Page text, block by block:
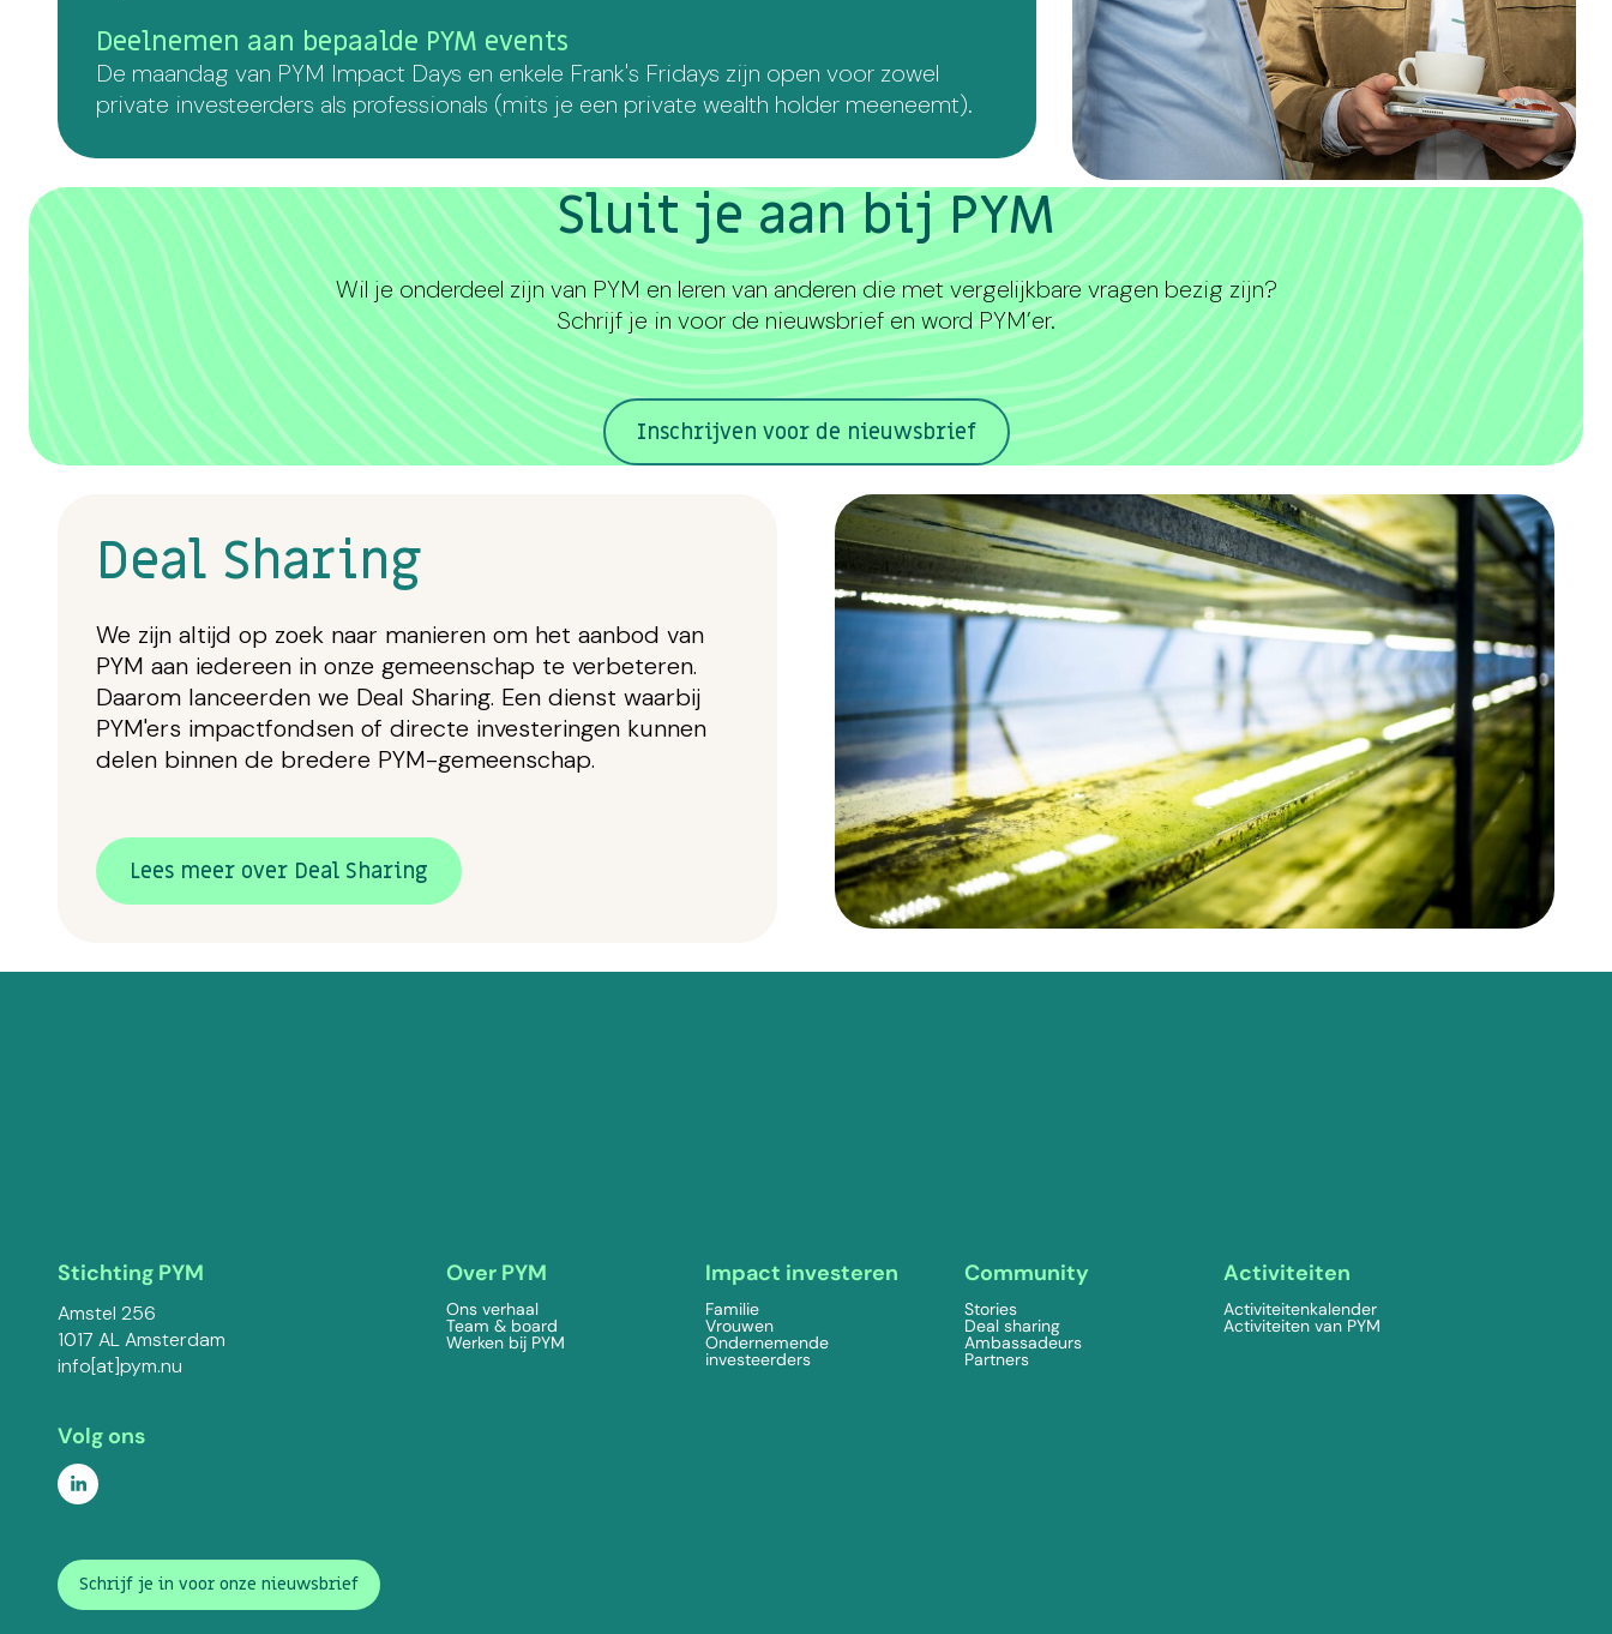
Deelnemen aan bepaalde PYM events
De maandag van PYM Impact Days en enkele Frank's Fridays zijn open voor zowel
private investeerders als professionals (mits je een private wealth holder meeneemt).
Sluit je aan bij PYM
Wil je onderdeel zijn van PYM en leren van anderen die met vergelijkbare vragen bezig zijn?
Schrijf je in voor de nieuwsbrief en word PYM’er.
Inschrijven voor de nieuwsbrief
Deal Sharing
We zijn altijd op zoek naar manieren om het aanbod van
PYM aan iedereen in onze gemeenschap te verbeteren.
Daarom lanceerden we Deal Sharing. Een dienst waarbij
PYM'ers impactfondsen of directe investeringen kunnen
delen binnen de bredere PYM-gemeenschap.
Lees meer over Deal Sharing
Stichting PYM
Amstel 256
1017 AL Amsterdam
info[at]pym.nu
Volg ons
Schrijf je in voor onze nieuwsbrief
Over PYM
Ons verhaal
Team & board
Werken bij PYM
Impact investeren
Familie
Vrouwen
Ondernemende
investeerders
Community
Stories
Deal sharing
Ambassadeurs
Partners
Activiteiten
Activiteitenkalender
Activiteiten van PYM